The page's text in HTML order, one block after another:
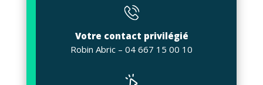
Votre contact privilégié
Robin Abric – 04 667 15 00 10